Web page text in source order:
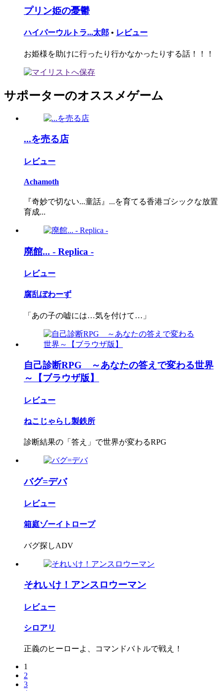
プリン姫の憂鬱
ハイパーウルトラ...太郎 • レビュー
お姫様を助けに行ったり行かなかったりする話！！！
サポーターのオススメゲーム
...を売る店
レビュー
Achamoth
『奇妙で切ない...童話』...を育てる香港ゴシックな放置
育成...
廃館... - Replica -
レビュー
腐乱ぼわーず
「あの子の嘘には…気を付けて…」
自己診断RPG ～あなたの答えで変わる世界
～【ブラウザ版】
レビュー
ねこじゃらし製鉄所
診断結果の「答え」で世界が変わるRPG
バグ=デバ
レビュー
箱庭ゾーイトロープ
バグ探しADV
それいけ！アンスロウーマン
レビュー
シロアリ
正義のヒーローよ、コマンドバトルで戦え！
1
2
3